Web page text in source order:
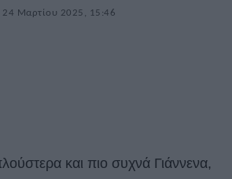
24 Μαρτίου 2025, 15:46
και πιο συχνά Γιάννενα,